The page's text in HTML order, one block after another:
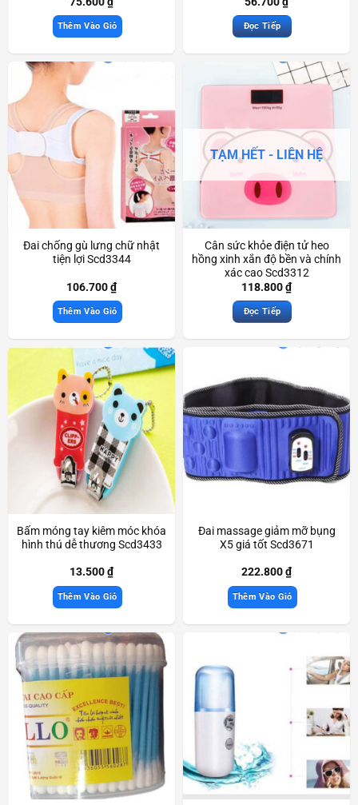
Thêm Vào Giỏ Đọc Tiếp
Đai chống gù lưng chữ nhật
tiện lợi Scd3344
106.700₫
Thêm Vào Giỏ
TẠM HẾT - LIÊN HỆ
Cân sức khỏe điện tử heo
hồng xinh xắn độ bền và chính
xác cao Scd3312
118.800₫
Đọc Tiếp
Bấm móng tay kiêm móc khóa
hình thú dễ thương Scd3433
13.500₫
Thêm Vào Giỏ
Đai massage giảm mỡ bụng
X5 giá tốt Scd3671
222.800₫
Thêm Vào Giỏ